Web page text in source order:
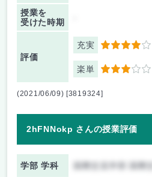
授業を
受けた時期
評価
充実 4
楽単 3
(2021/06/09) [3819324]
2hFNNokp さんの授業評価
学部 学科